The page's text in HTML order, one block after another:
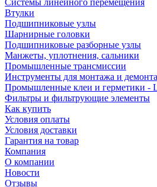
Системы линейного перемещения
Втулки
Подшипниковые узлы
Шарнирные головки
Подшипниковые разборные узлы
Манжеты, уплотнения, сальники
Промышленные трансмиссии
Инструменты для монтажа и
Промышленные клеи и герметики -
Фильтры и фильтрующие элементы
Как купить
Условия оплаты
Условия доставки
Гарантия на товар
Компания
О компании
Новости
Отзывы